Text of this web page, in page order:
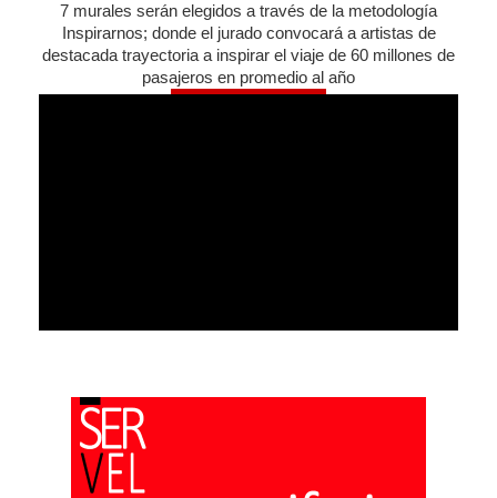
7 murales serán elegidos a través de la metodología
Inspirarnos; donde el jurado convocará a artistas de
destacada trayectoria a inspirar el viaje de 60 millones de
pasajeros en promedio al año